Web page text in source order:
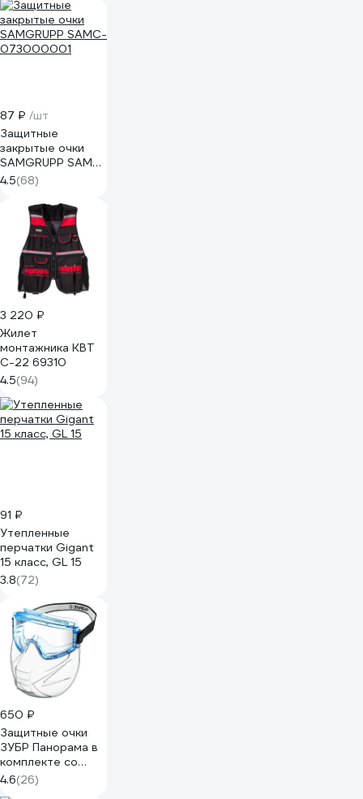
87 ₽ /шт
Защитные
закрытые очки
SAMGRUPP SAMC-
073000001
4.5(68)
3 220 ₽
Жилет
монтажника КВТ
С-22 69310
4.5(94)
91 ₽
Утепленные
перчатки Gigant
15 класс, GL 15
3.8(72)
650 ₽
Защитные очки
ЗУБР Панорама в
комплекте со
щитком 110233
4.6(26)